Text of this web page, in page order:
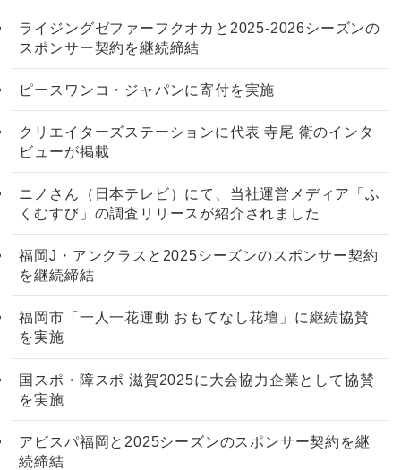
ライジングゼファーフクオカと2025-2026シーズンの
スポンサー契約を継続締結
ピースワンコ・ジャパンに寄付を実施
クリエイターズステーションに代表 寺尾 衛のインタ
ビューが掲載
ニノさん（日本テレビ）にて、当社運営メディア「ふ
くむすび」の調査リリースが紹介されました
福岡J・アンクラスと2025シーズンのスポンサー契約
を継続締結
福岡市「一人一花運動 おもてなし花壇」に継続協賛
を実施
国スポ・障スポ 滋賀2025に大会協力企業として協賛
を実施
アビスパ福岡と2025シーズンのスポンサー契約を継
続締結